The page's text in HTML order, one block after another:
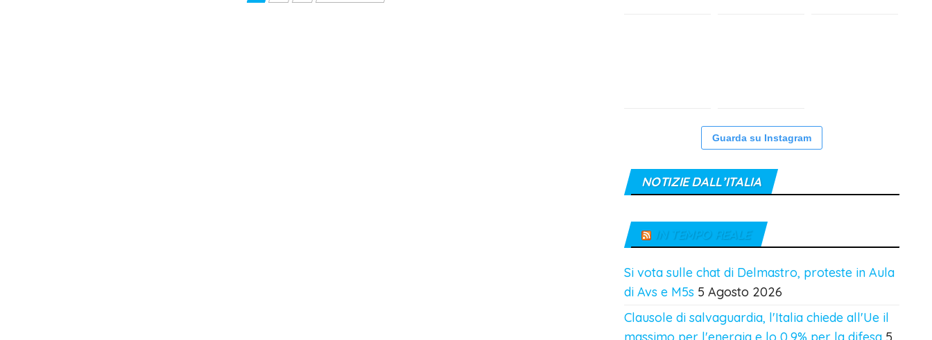
Guarda su Instagram
NOTIZIE DALL’ITALIA
IN TEMPO REALE
Si vota sulle chat di Delmastro, proteste in Aula
di Avs e M5s 5 Agosto 2026
Clausole di salvaguardia, l'Italia chiede all'Ue il